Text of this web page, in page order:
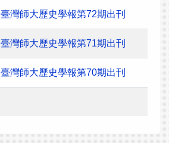
臺灣師大歷史學報第72期出刊
臺灣師大歷史學報第71期出刊
臺灣師大歷史學報第70期出刊